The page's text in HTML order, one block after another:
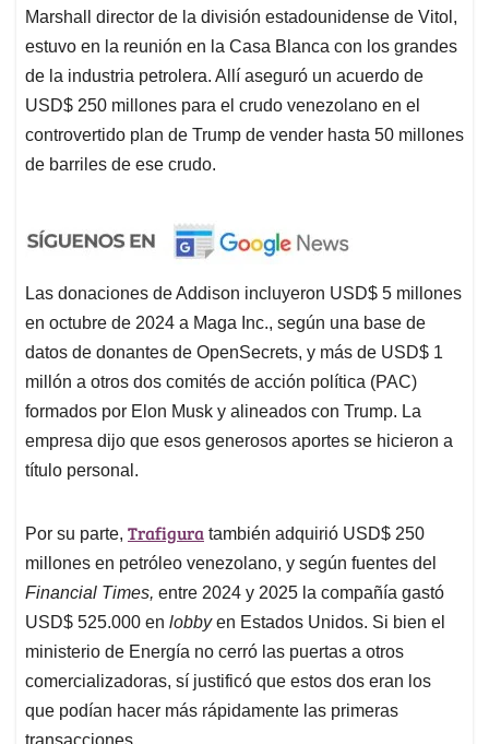
Marshall director de la división estadounidense de Vitol,
estuvo en la reunión en la Casa Blanca con los grandes
de la industria petrolera. Allí aseguró un acuerdo de
USD$ 250 millones para el crudo venezolano en el
controvertido plan de Trump de vender hasta 50 millones
de barriles de ese crudo.
Las donaciones de Addison incluyeron USD$ 5 millones
en octubre de 2024 a Maga Inc., según una base de
datos de donantes de OpenSecrets, y más de USD$ 1
millón a otros dos comités de acción política (PAC)
formados por Elon Musk y alineados con Trump. La
empresa dijo que esos generosos aportes se hicieron a
título personal.
Por su parte, Trafigura también adquirió USD$ 250
millones en petróleo venezolano, y según fuentes del
Financial Times, entre 2024 y 2025 la compañía gastó
USD$ 525.000 en lobbyen Estados Unidos. Si bien el
ministerio de Energía no cerró las puertas a otros
comercializadoras, sí justificó que estos dos eran los
que podían hacer más rápidamente las primeras